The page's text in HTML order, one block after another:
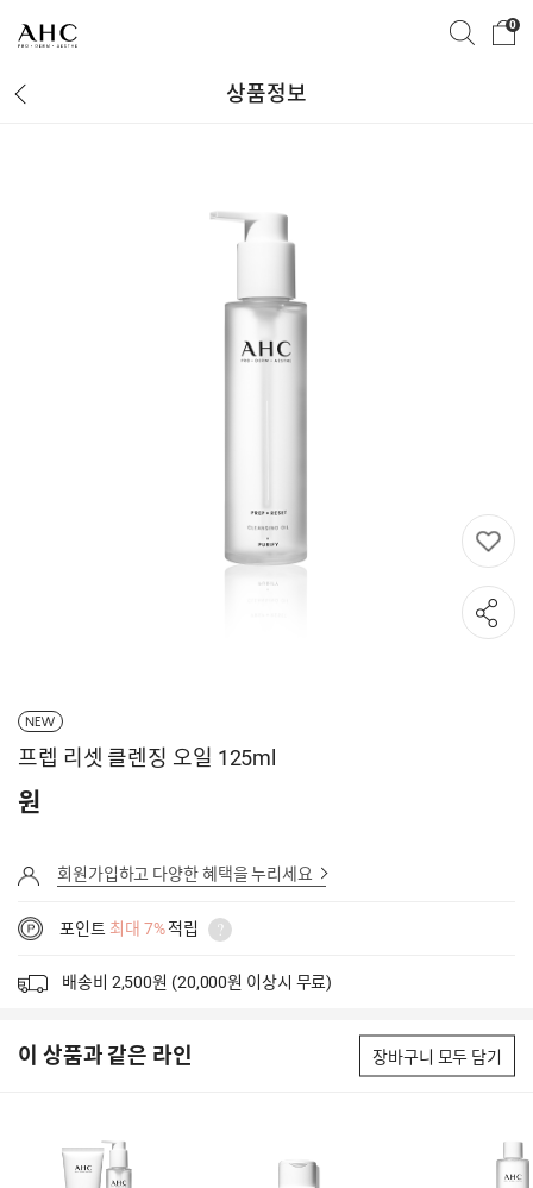
0
상품정보
NEW
프렙 리셋 클렌징 오일 125ml
원
회원가입하고 다양한 혜택을 누리세요
포인트 최대 7%적립
배송비 2,500원 (20,000원 이상시 무료)
이 상품과 같은 라인 장바구니 모두 담기